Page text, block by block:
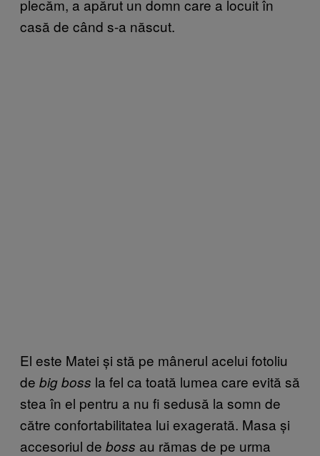
plecăm, a apărut un domn care a locuit în
casă de când s-a născut.
El este Matei și stă pe mânerul acelui fotoliu
de big boss la fel ca toată lumea care evită să
stea în el pentru a nu fi sedusă la somn de
către confortabilitatea lui exagerată. Masa și
accesoriul de boss au rămas de pe urma